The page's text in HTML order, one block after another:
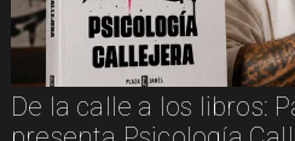
De la calle a los libros: